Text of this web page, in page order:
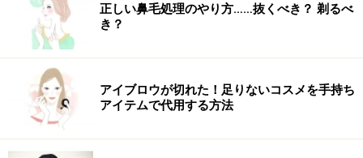
正しい鼻毛処理のやり方……抜くべき？ 剃るべ
き？
アイブロウが切れた！足りないコスメを手持ち
アイテムで代用する方法